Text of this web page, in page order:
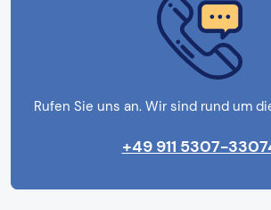
Rufen Sie uns an. Wir sind rund um
+49 911 5307-